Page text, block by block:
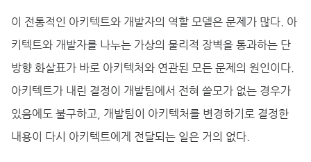
이 전통적인 아키텍트와 개발자의 역할 모델은 문제가 많다. 아
키텍트와 개발자를 나누는 가상의 물리적 장벽을 통과하는 단
방향 화살표가 바로 아키텍처와 연관된 모든 문제의 원인이다.
아키텍트가 내린 결정이 개발팀에서 전혀 쓸모가 없는 경우가
있음에도 불구하고, 개발팀이 아키텍처를 변경하기로 결정한
내용이 다시 아키텍트에게 전달되는 일은 거의 없다.